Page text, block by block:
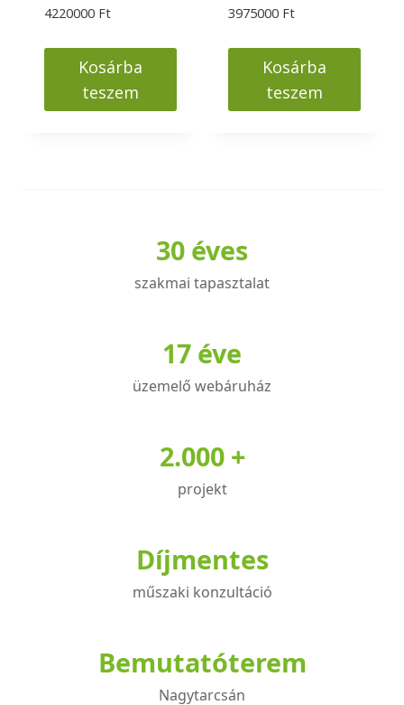
4220000 Ft
Kosárba
teszem
3975000 Ft
Kosárba
teszem
30 éves
szakmai tapasztalat
17 éve
üzemelő webáruház
2.000 +
projekt
Díjmentes
műszaki konzultáció
Bemutatóterem
Nagytarcsán